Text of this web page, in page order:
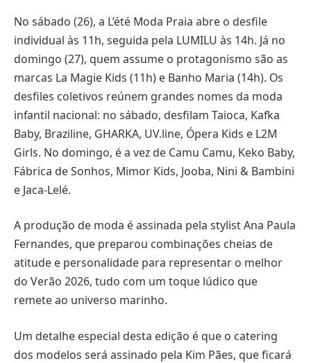
No sábado (26), a L’été Moda Praia abre o desfile
individual às 11h, seguida pela LUMILU às 14h. Já no
domingo (27), quem assume o protagonismo são as
marcas La Magie Kids (11h) e Banho Maria (14h). Os
desfiles coletivos reúnem grandes nomes da moda
infantil nacional: no sábado, desfilam Taioca, Kafka
Baby, Braziline, GHARKA, UV.line, Ópera Kids e L2M
Girls. No domingo, é a vez de Camu Camu, Keko Baby,
Fábrica de Sonhos, Mimor Kids, Jooba, Nini & Bambini
e Jaca-Lelé.
A produção de moda é assinada pela stylist Ana Paula
Fernandes, que preparou combinações cheias de
atitude e personalidade para representar o melhor
do Verão 2026, tudo com um toque lúdico que
remete ao universo marinho.
Um detalhe especial desta edição é que o catering
dos modelos será assinado pela Kim Pães, que ficará